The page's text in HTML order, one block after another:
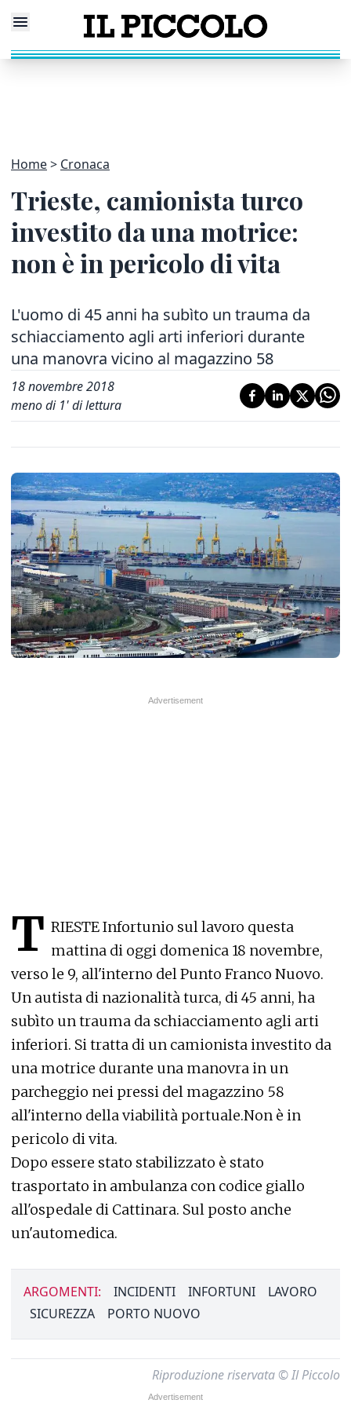
Home Cronaca
Trieste, camionista turco
investito da una motrice:
non è in pericolo di vita
L'uomo di 45 anni ha subìto un trauma da
schiacciamento agli arti inferiori durante
una manovra vicino al magazzino 58
18 novembre 2018
meno di 1' di lettura
T RIESTE Infortunio sul lavoro questa
mattina di oggi domenica 18 novembre,
verso le 9, all'interno del Punto Franco Nuovo.
Un autista di nazionalità turca, di 45 anni, ha
subìto un trauma da schiacciamento agli arti
inferiori. Si tratta di un camionista investito da
una motrice durante una manovra in un
parcheggio nei pressi del magazzino 58
all'interno della viabilità portuale.Non è in
pericolo di vita.
Dopo essere stato stabilizzato è stato
trasportato in ambulanza con codice giallo
all'ospedale di Cattinara. Sul posto anche
un'automedica.
ARGOMENTI: INCIDENTI INFORTUNI
LAVORO
SICUREZZA
PORTO NUOVO
Riproduzione riservata © Il Piccolo